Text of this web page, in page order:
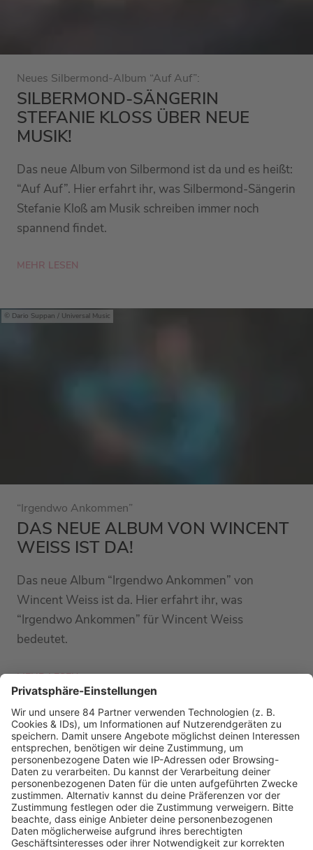
Neues Silbermond-Album “Auf Auf”:
SILBERMOND-SÄNGERIN
STEFANIE KLOSS ÜBER NEUE M
USIK!
Das neue Album von Silbermond ist da und es heißt:
“Auf Auf”. Hier erfahrt ihr, was Silbermond-Sängerin
Stefanie Kloß am Musik schreiben immer noch
spannend findet.
MEHR LESEN
Dario Suppan / Universal Music
“Irgendwo Ankommen”
DAS NEUE ALBUM VON WINCENT
WEISS IST DA!
Das neue Album “Irgendwo Ankommen” von
Wincent Weiss ist da. Hier erfahrt ihr, was
“Irgendwo Ankommen” für Wincent Weiss
bedeutet.
MEHR LESEN
MEHR NEWS
HOME
RADIOS